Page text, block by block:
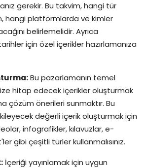
gerekir. Bu takvim, hangi tür
hangi platformlarda ve kimler
belirlemelidir. Ayrıca
için özel içerikler hazırlamanıza
Bu pazarlamanın temel
hitap edecek içerikler oluşturmak
çözüm önerileri sunmaktır. Bu
değerli içerik oluşturmak için
infografikler, kılavuzlar, e-
gibi çeşitli türler kullanmalısınız.
İçeriği yayınlamak için uygun